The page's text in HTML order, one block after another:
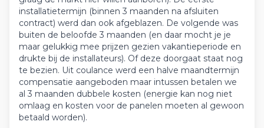
installatietermijn (binnen 3 maanden na afsluiten
contract) werd dan ook afgeblazen. De volgende was
buiten de beloofde 3 maanden (en daar mocht je je
maar gelukkig mee prijzen gezien vakantieperiode en
drukte bij de installateurs). Of deze doorgaat staat nog
te bezien. Uit coulance werd een halve maandtermijn
compensatie aangeboden maar intussen betalen we
al 3 maanden dubbele kosten (energie kan nog niet
omlaag en kosten voor de panelen moeten al gewoon
betaald worden).